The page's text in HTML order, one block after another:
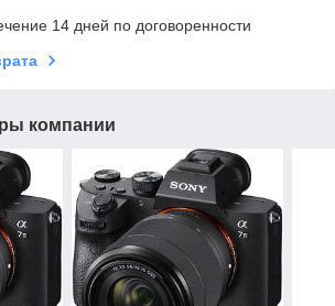
14 дней по договоренности
компании